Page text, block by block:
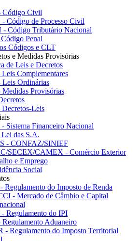
Código Civil
- Código de Processo Civil
- Código Tributário Nacional
Penal
Códigos e CLT
e Medidas Provisórias
de Leis e Decretos
Complementares
Ordinárias
Medidas Provisórias
Leis
- Sistema Financeiro Nacional
das S.A.
- CONFAZ/SINIEF
SECEX/CAMEX - Comércio Exterior
e Emprego
Social
Regulamento do Imposto de Renda
- Mercado de Câmbio e Capital
Regulamento do IPI
Aduaneiro
- Regulamento do Imposto Territorial